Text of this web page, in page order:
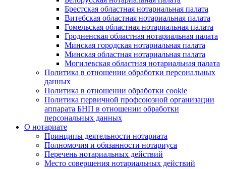
Брестская областная нотариальная палата
Витебская областная нотариальная палата
Гомельская областная нотариальная палата
Гродненская областная нотариальная палата
Минская городская нотариальная палата
Минская областная нотариальная палата
Могилевская областная нотариальная палата
Политика в отношении обработки персональных
данных
Политика в отношении обработки cookie
Политика первичной профсоюзной организации
аппарата БНП в отношении обработки
персональных данных
О нотариате
Принципы деятельности нотариата
Полномочия и обязанности нотариуса
Перечень нотариальных действий
Место совершения нотариальных действий